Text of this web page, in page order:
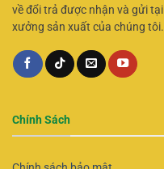
về đổi trả được nhận và gửi tại
xưởng sản xuất của chúng tôi.
Chính Sách